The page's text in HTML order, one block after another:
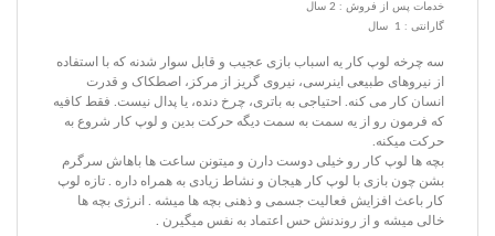
خدمات پس از فروش : 2 سال
گارانتی : 1 سال
سه چرخه لوپ کار یه اسباب بازی عجیب و قابل سوار شدنه که با استفاده
از نیروهای طبیعی اینرسی، نیروی گریز از مرکز، اصطکاک و قدرت
انسان کار می کنه. احتیاجی به باتری، چرخ دنده، یا پدال نیست. فقط کافیه
که فرمون رو از یه سمت به سمت دیگه حرکت بدین و لوپ کار شروع به
حرکت میکنه.
بچه ها لوپ کار رو خیلی دوست دارن و میتونن ساعت ها باهاش سرگرم
بشن چون بازی با لوپ کار هیجان و نشاط زیادی به همراه داره . تازه لوپ
کار باعث افزایش فعالیت جسمی و ذهنی بچه ها میشه . انرژی بچه ها
خالی میشه و از روندنش حس اعتماد به نفس میگیرن .